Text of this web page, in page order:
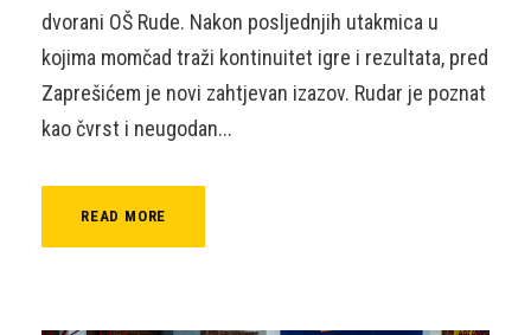
dvorani OŠ Rude. Nakon posljednjih utakmica u
kojima momčad traži kontinuitet igre i rezultata, pred
Zaprešićem je novi zahtjevan izazov. Rudar je poznat
kao čvrst i neugodan...
READ MORE